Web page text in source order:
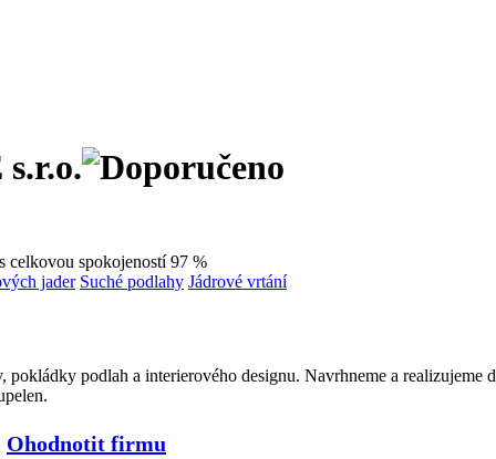
s celkovou spokojeností 97 %
jader Suché podlahy Jádrové vrtání
podlah a interierového designu. Navrhneme a
Ohodnotit firmu